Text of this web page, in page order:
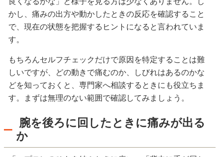
かし、痛みの出方や動かしたときの反応を確認すること
で、現在の状態を把握するヒントになると言われていま
す。
もちろんセルフチェックだけで原因を特定することは難
しいですが、どの動きで痛むのか、しびれはあるのかな
どを知っておくと、専門家へ相談するときにも役立ちま
す。まずは無理のない範囲で確認してみましょう。
腕を後ろに回したときに痛みが出る
か